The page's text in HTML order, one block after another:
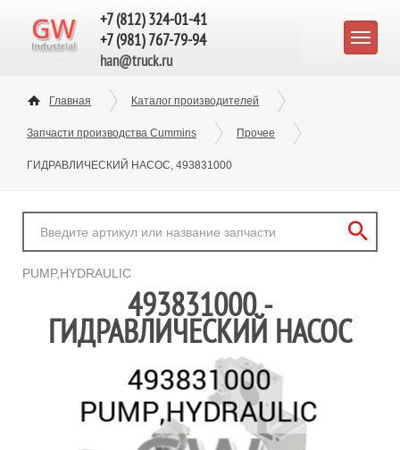
+7 (812) 324-01-41
+7 (981) 767-79-94
han@truck.ru
Главная Каталог производителей
Запчасти производства Cummins Прочее
ГИДРАВЛИЧЕСКИЙ НАСОС, 493831000
PUMP,HYDRAULIC
493831000 -
ГИДРАВЛИЧЕСКИЙ НАСОС